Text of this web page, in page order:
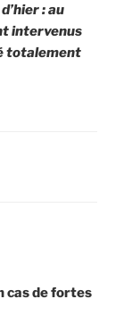
: au
intervenus
totalement
cas de fortes